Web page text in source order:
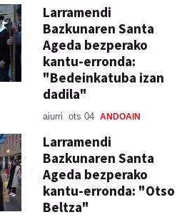
Larramendi
Bazkunaren Santa
Ageda bezperako
kantu-erronda:
"Bedeinkatuba izan
dadila"
aiurri ots 04 ANDOAIN
Larramendi
Bazkunaren Santa
Ageda bezperako
kantu-erronda: "Otso
Beltza"